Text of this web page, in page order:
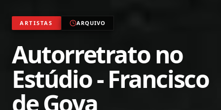
ARTISTAS ARQUIVO
Autorretrato no
Estúdio - Francisco
de Goya